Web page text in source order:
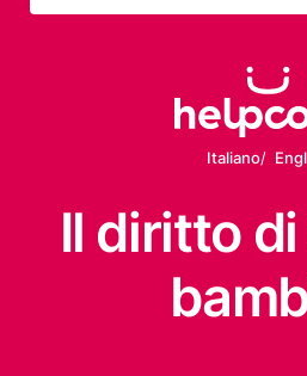
Italiano
Il diritto